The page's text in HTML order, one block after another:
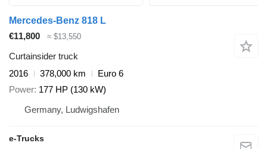
Mercedes-Benz 818 L
€11,800
≈ $13,550
Curtainsider truck
2016
378,000 km
Euro 6
Power 177 HP (130 kW)
Germany, Ludwigshafen
e-Trucks